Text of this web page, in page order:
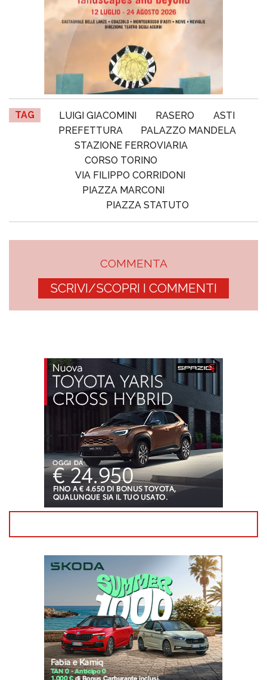
TAG LUIGI GIACOMINI RASERO
ASTI
PREFETTURA
PALAZZO MANDELA
STAZIONE FERROVIARIA
CORSO TORINO
VIA FILIPPO CORRIDONI
PIAZZA MARCONI
PIAZZA STATUTO
COMMENTA
SCRIVI/SCOPRI I COMMENTI